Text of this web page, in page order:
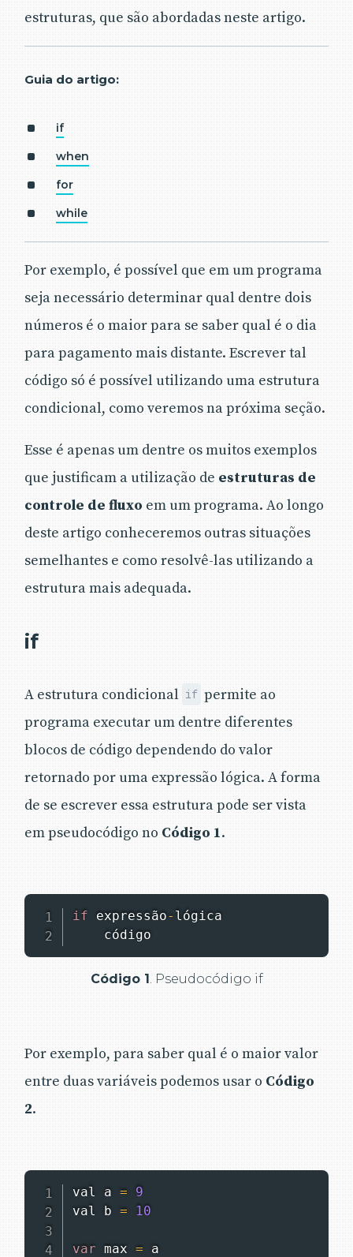
estruturas, que são abordadas neste artigo.
Guia do artigo:
if
when
for
while
Por exemplo, é possível que em um programa
seja necessário determinar qual dentre dois
números é o maior para se saber qual é o dia
para pagamento mais distante. Escrever tal
código só é possível utilizando uma estrutura
condicional, como veremos na próxima seção.
Esse é apenas um dentre os muitos exemplos
que justificam a utilização de estruturas de
controle de fluxo em um programa. Ao longo
deste artigo conheceremos outras situações
semelhantes e como resolvê-las utilizando a
estrutura mais adequada.
if
A estrutura condicional if permite ao
programa executar um dentre diferentes
blocos de código dependendo do valor
retornado por uma expressão lógica. A forma
de se escrever essa estrutura pode ser vista
em pseudocódigo no Código 1.
if expressão- lógica
    código
Código 1 . Pseudocódigo if
Por exemplo, para saber qual é o maior valor
entre duas variáveis podemos usar o Código
2.
val a =
9
val b = 10
var max = a